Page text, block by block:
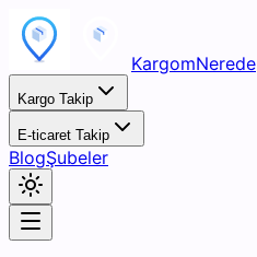
KargomNerede
Kargo Takip
E-ticaret Takip
BlogŞubeler